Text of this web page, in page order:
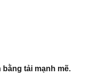
bằng tải mạnh mẽ.